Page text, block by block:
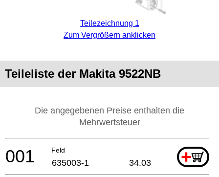
Teilezeichnung 1
Zum Vergrößern anklicken
Teileliste der Makita 9522NB
Die angegebenen Preise enthalten die
Mehrwertsteuer
Feld +
001 635003-1 34.03